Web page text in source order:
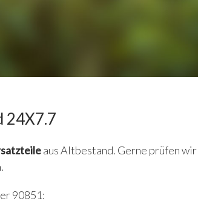
24X7.7
aus Altbestand. Gerne prüfen
90851: